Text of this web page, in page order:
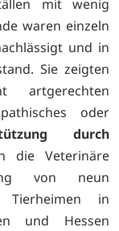
mit wenig
waren einzeln
und in
Sie zeigten
artgerechten
oder
durch
die Veterinäre
von neun
Tierheimen in
und Hessen